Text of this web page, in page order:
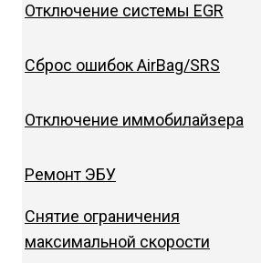
Отключение системы EGR
Сброс ошибок AirBag/SRS
Отключение иммобилайзера
Ремонт ЭБУ
Снятие ограничения
максимальной скорости